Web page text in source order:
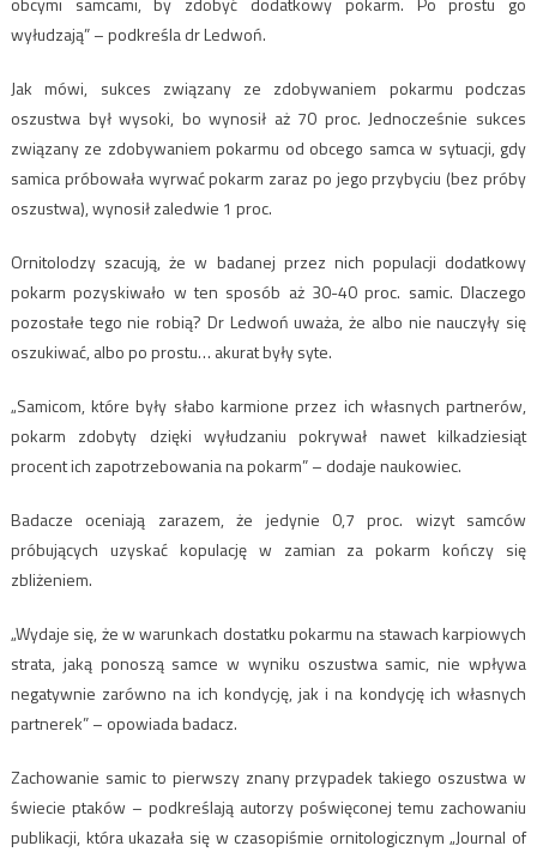
wyłudzają” – podkreśla dr Ledwoń.
Jak mówi, sukces związany ze zdobywaniem pokarmu podczas
oszustwa był wysoki, bo wynosił aż 70 proc. Jednocześnie sukces
związany ze zdobywaniem pokarmu od obcego samca w sytuacji, gdy
samica próbowała wyrwać pokarm zaraz po jego przybyciu (bez próby
oszustwa), wynosił zaledwie 1 proc.
Ornitolodzy szacują, że w badanej przez nich populacji dodatkowy
pokarm pozyskiwało w ten sposób aż 30-40 proc. samic. Dlaczego
pozostałe tego nie robią? Dr Ledwoń uważa, że albo nie nauczyły się
oszukiwać, albo po prostu… akurat były syte.
„Samicom, które były słabo karmione przez ich własnych partnerów,
pokarm zdobyty dzięki wyłudzaniu pokrywał nawet kilkadziesiąt
procent ich zapotrzebowania na pokarm” – dodaje naukowiec.
Badacze oceniają zarazem, że jedynie 0,7 proc. wizyt samców
próbujących uzyskać kopulację w zamian za pokarm kończy się
zbliżeniem.
„Wydaje się, że w warunkach dostatku pokarmu na stawach karpiowych
strata, jaką ponoszą samce w wyniku oszustwa samic, nie wpływa
negatywnie zarówno na ich kondycję, jak i na kondycję ich własnych
partnerek” – opowiada badacz.
Zachowanie samic to pierwszy znany przypadek takiego oszustwa w
świecie ptaków – podkreślają autorzy poświęconej temu zachowaniu
publikacji, która ukazała się w czasopiśmie ornitologicznym „Journal of